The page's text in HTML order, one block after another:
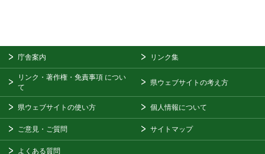
庁舎案内 リンク集
リンク・著作権・免責事項 につい
て
県ウェブサイトの考え方
県ウェブサイトの使い方 個人情報について
ご意見・ご質問 サイトマップ
よくある質問